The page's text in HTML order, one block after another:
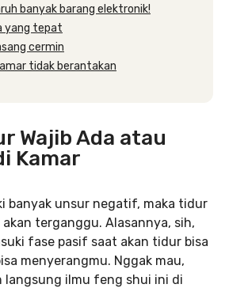
banyak barang elektronik!
yang tepat
cermin
tidak berantakan
Wajib Ada atau
Kamar
banyak unsur negatif, maka tidur
terganggu. Alasannya, sih,
fase pasif saat akan tidur bisa
menyerangmu. Nggak mau,
langsung ilmu feng shui ini di